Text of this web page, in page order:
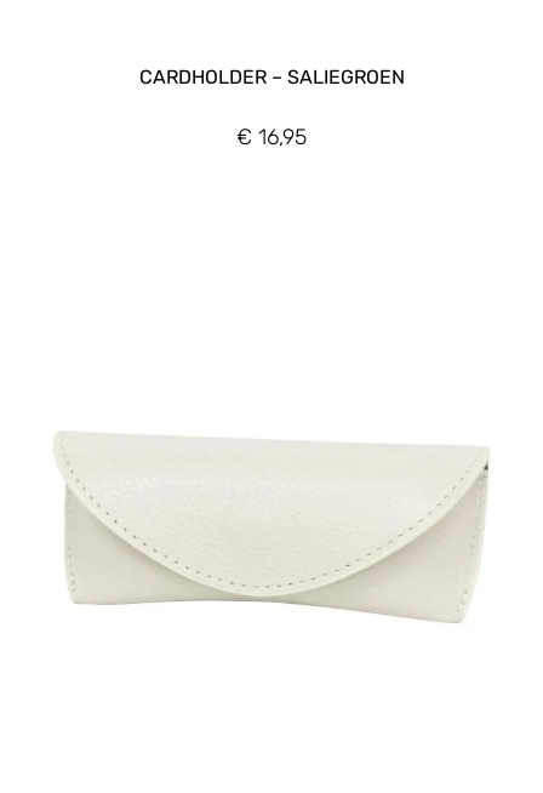
CARDHOLDER – SALIEGROEN
€ 16,95